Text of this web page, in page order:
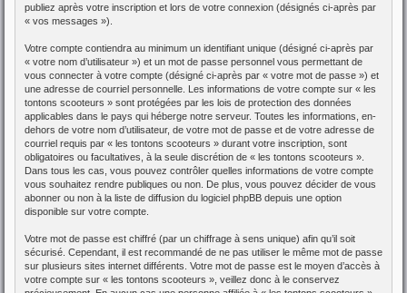
publiez après votre inscription et lors de votre connexion (désignés ci-après par
« vos messages »).
Votre compte contiendra au minimum un identifiant unique (désigné ci-après par
« votre nom d’utilisateur ») et un mot de passe personnel vous permettant de
vous connecter à votre compte (désigné ci-après par « votre mot de passe ») et
une adresse de courriel personnelle. Les informations de votre compte sur « les
tontons scooteurs » sont protégées par les lois de protection des données
applicables dans le pays qui héberge notre serveur. Toutes les informations, en-
dehors de votre nom d’utilisateur, de votre mot de passe et de votre adresse de
courriel requis par « les tontons scooteurs » durant votre inscription, sont
obligatoires ou facultatives, à la seule discrétion de « les tontons scooteurs ».
Dans tous les cas, vous pouvez contrôler quelles informations de votre compte
vous souhaitez rendre publiques ou non. De plus, vous pouvez décider de vous
abonner ou non à la liste de diffusion du logiciel phpBB depuis une option
disponible sur votre compte.
Votre mot de passe est chiffré (par un chiffrage à sens unique) afin qu’il soit
sécurisé. Cependant, il est recommandé de ne pas utiliser le même mot de passe
sur plusieurs sites internet différents. Votre mot de passe est le moyen d’accès à
votre compte sur « les tontons scooteurs », veillez donc à le conservez